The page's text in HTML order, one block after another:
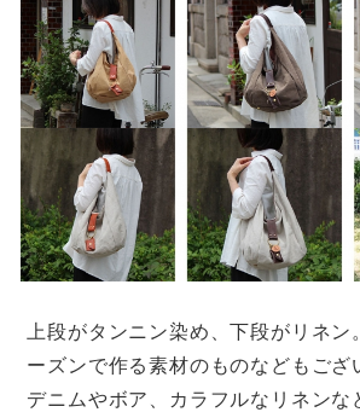
上段がタンニン染め、下段がリネ
ーズンで作る素材のものなどもござ
デニムやボア、カラフルなリネンな